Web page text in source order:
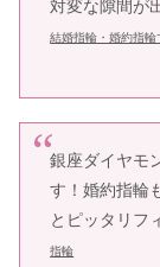
対変な隙間が
結婚指輪・婚約指
銀座ダイヤモ
す！婚約指輪
とピッタリフ
指輪